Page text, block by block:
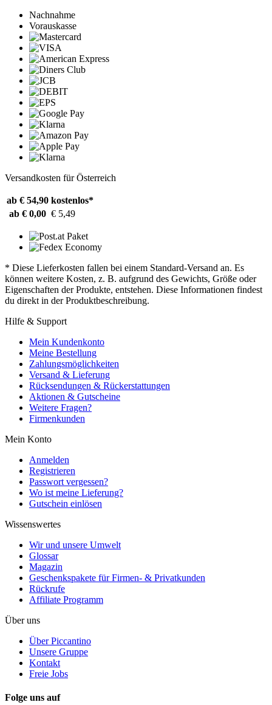
Nachnahme
Vorauskasse
Versandkosten für Österreich
ab € 54,90 kostenlos*
ab € 0,00 € 5,49
* Diese Lieferkosten fallen bei einem Standard-Versand an. Es
können weitere Kosten, z. B. aufgrund des Gewichts, Größe oder
Eigenschaften der Produkte, entstehen. Diese Informationen findest
du direkt in der Produktbeschreibung.
Hilfe & Support
Mein Kundenkonto
Meine Bestellung
Zahlungsmöglichkeiten
Versand & Lieferung
Rücksendungen & Rückerstattungen
Aktionen & Gutscheine
Weitere Fragen?
Firmenkunden
Mein Konto
Anmelden
Registrieren
Passwort vergessen?
Wo ist meine Lieferung?
Gutschein einlösen
Wissenswertes
Wir und unsere Umwelt
Glossar
Magazin
Geschenkspakete für Firmen- & Privatkunden
Rückrufe
Affiliate Programm
Über uns
Über Piccantino
Unsere Gruppe
Kontakt
Freie Jobs
Folge uns auf